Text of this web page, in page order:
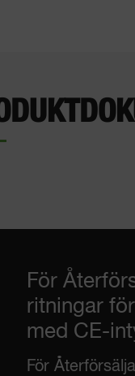
För
ritningar
med CE-
För